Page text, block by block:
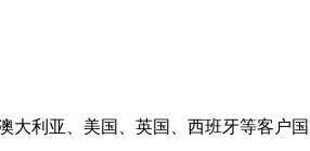
大利亚、美国、英国、西班牙等客